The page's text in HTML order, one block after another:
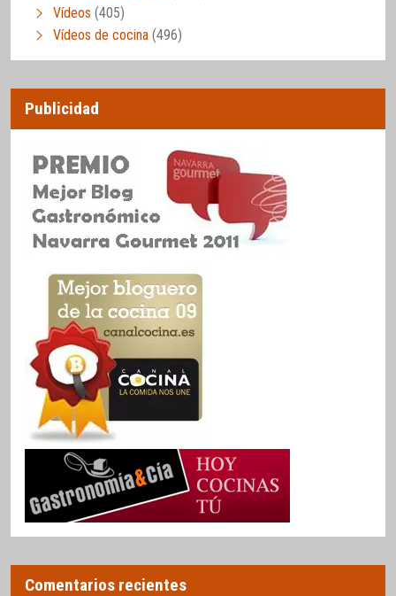
Vídeos (405)
Vídeos de cocina (496)
Publicidad
Comentarios recientes